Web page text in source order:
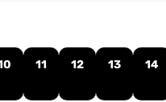
11 12 13 14